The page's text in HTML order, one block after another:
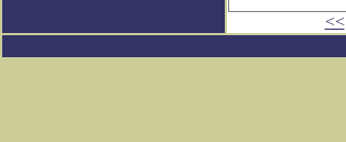
<<